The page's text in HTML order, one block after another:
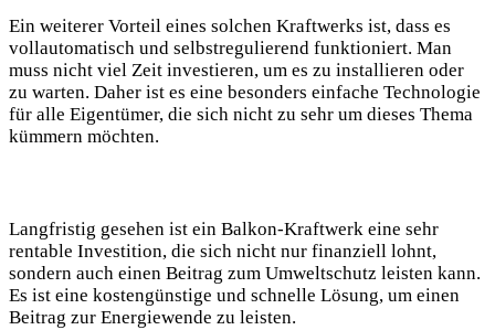
Ein weiterer Vorteil eines solchen Kraftwerks ist, dass es
vollautomatisch und selbstregulierend funktioniert. Man
muss nicht viel Zeit investieren, um es zu installieren oder
zu warten. Daher ist es eine besonders einfache Technologie
für alle Eigentümer, die sich nicht zu sehr um dieses Thema
kümmern möchten.
Langfristig gesehen ist ein Balkon-Kraftwerk eine sehr
rentable Investition, die sich nicht nur finanziell lohnt,
sondern auch einen Beitrag zum Umweltschutz leisten kann.
Es ist eine kostengünstige und schnelle Lösung, um einen
Beitrag zur Energiewende zu leisten.